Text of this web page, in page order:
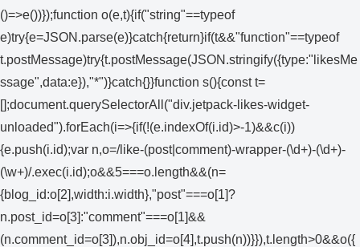
()=>e())});function o(e,t){if("string"==typeof
e)try{e=JSON.parse(e)}catch{return}if(t&&"function"==typeof
t.postMessage)try{t.postMessage(JSON.stringify({type:"likesMe
ssage",data:e}),"*")}catch{}}function s(){const t=
[];document.querySelectorAll("div.jetpack-likes-widget-
unloaded").forEach(i=>{if(!(e.indexOf(i.id)>-1)&&c(i))
{e.push(i.id);var n,o=/like-(post|comment)-wrapper-(\d+)-(\d+)-
(\w+)/.exec(i.id);o&&5===o.length&&(n=
{blog_id:o[2],width:i.width},"post"===o[1]?
n.post_id=o[3]:"comment"===o[1]&&
(n.comment_id=o[3]),n.obj_id=o[4],t.push(n))}}),t.length>0&&o({